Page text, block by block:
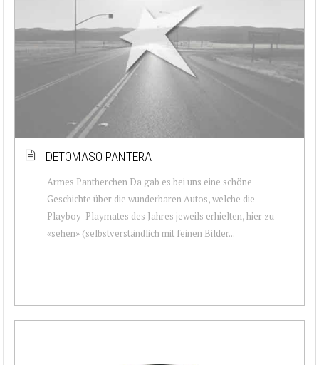
DETOMASO PANTERA
Armes Pantherchen Da gab es bei uns eine schöne
Geschichte über die wunderbaren Autos, welche die
Playboy-Playmates des Jahres jeweils erhielten, hier zu
«sehen» (selbstverständlich mit feinen Bilder...